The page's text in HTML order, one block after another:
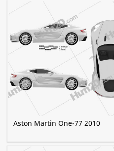
Aston Martin One-77 2010